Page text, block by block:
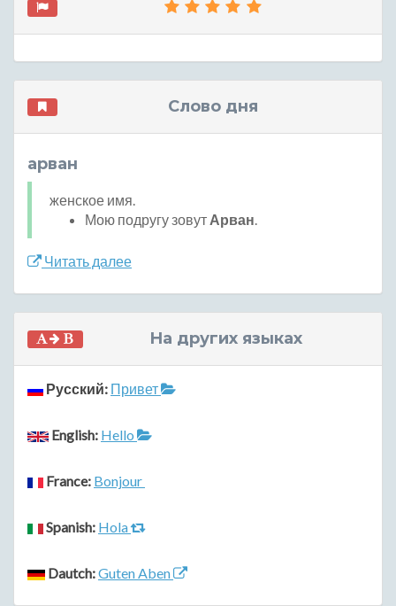
Слово дня
арван
женское имя.
Мою подругу зовут Арван.
Читать далее
На других языках
Русский: Привет
English: Hello
France: Bonjour
Spanish: Hola
Dautch:Guten Aben